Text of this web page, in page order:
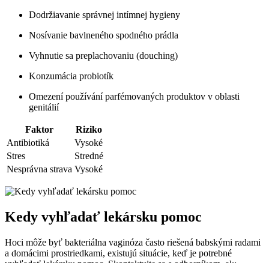
Dodržiavanie správnej intímnej hygieny
Nosívanie bavlneného spodného prádla
Vyhnutie sa preplachovaniu (douching)
Konzumácia probiotík
Omezení používání parfémovaných produktov v oblasti
genitálií
Faktor
Riziko
Antibiotiká
Vysoké
Stres
Stredné
Nesprávna strava Vysoké
Kedy vyhľadať lekársku pomoc
Hoci môže byť bakteriálna vaginóza často riešená babskými radami
a domácimi prostriedkami, existujú situácie, keď je potrebné